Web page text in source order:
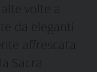
volte a
da eleganti
affrescata
Sacra